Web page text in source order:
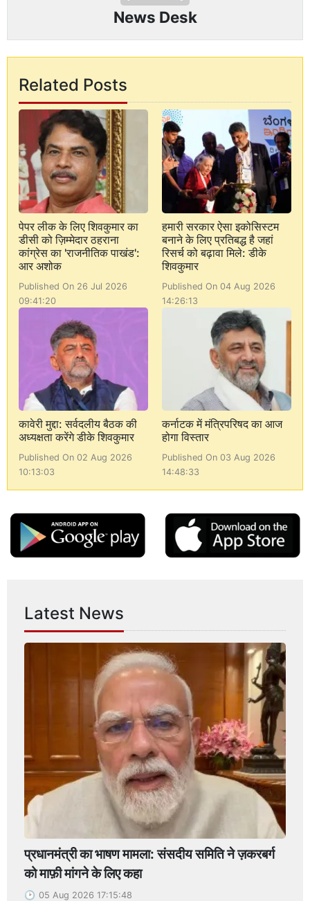
News Desk
Related Posts
पेपर लीक के लिए शिवकुमार का
डीसी को ज़िम्मेदार ठहराना
कांग्रेस का 'राजनीतिक पाखंड':
आर अशोक
Published On 26 Jul 2026
09:41:20
हमारी सरकार ऐसा इकोसिस्टम
बनाने के लिए प्रतिबद्ध है जहां
रिसर्च को बढ़ावा मिले: डीके
शिवकुमार
Published On 04 Aug 2026
14:26:13
कावेरी मुद्दा: सर्वदलीय बैठक की
अध्यक्षता करेंगे डीके शिवकुमार
Published On 02 Aug 2026
10:13:03
कर्नाटक में मंत्रिपरिषद का आज
होगा विस्तार
Published On 03 Aug 2026
14:48:33
Latest News
प्रधानमंत्री का भाषण मामला: संसदीय समिति ने ज़करबर्ग
को माफ़ी मांगने के लिए कहा
05 Aug 2026 17:15:48